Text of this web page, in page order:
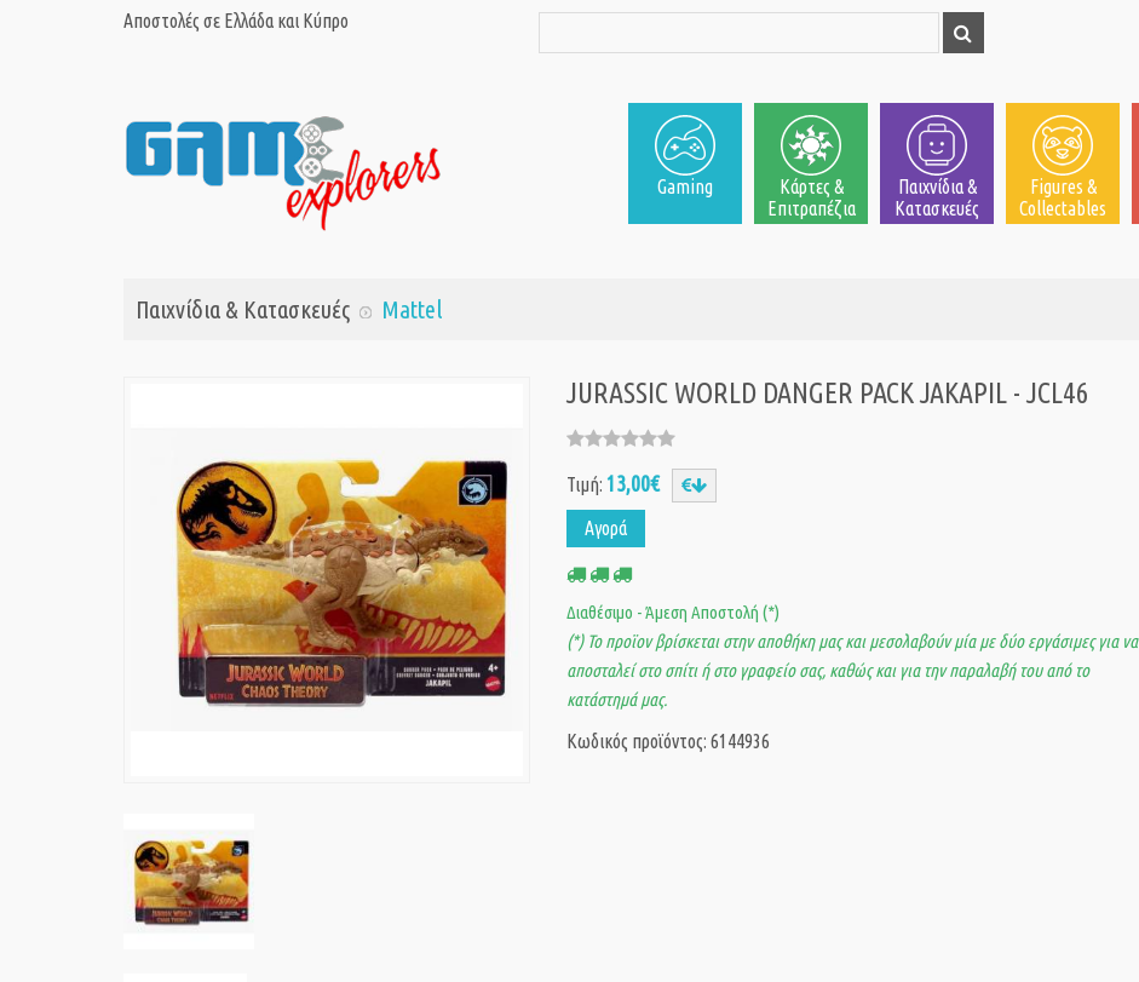
Αποστολές σε Ελλάδα και Κύπρο
Gaming
Κάρτες &
Επιτραπέζια
Παιχνίδια &
Κατασκευές
Figures &
Collectables
Παιχνίδια & Κατασκευές Mattel
JURASSIC WORLD DANGER PACK JAKAPIL - JCL46
Τιμή: 13,00€
Αγορά
Διαθέσιμο - Άμεση Αποστολή (*)
(*) Το προϊον βρίσκεται στην αποθήκη μας και μεσολαβούν μία με δύο εργάσιμες για να
αποσταλεί στο σπίτι ή στο γραφείο σας, καθώς και για την παραλαβή του από το
κατάστημά μας.
Κωδικός προϊόντος: 6144936